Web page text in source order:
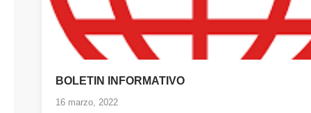
BOLETIN INFORMATIVO
16 marzo, 2022